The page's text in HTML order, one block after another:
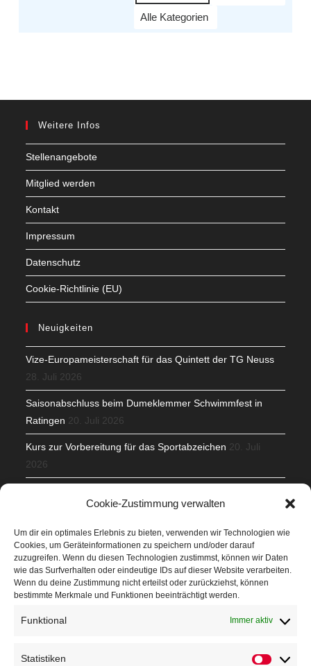
Cookie-Zustimmung verwalten
Um dir ein optimales Erlebnis zu bieten, verwenden wir Technologien wie
Cookies, um Geräteinformationen zu speichern und/oder darauf
zuzugreifen. Wenn du diesen Technologien zustimmst, können wir Daten
wie das Surfverhalten oder eindeutige IDs auf dieser Website verarbeiten.
Wenn du deine Zustimmung nicht erteilst oder zurückziehst, können
bestimmte Merkmale und Funktionen beeinträchtigt werden.
Funktional Immer aktiv
Statistiken
Alle Kategorien
Weitere Infos
Stellenangebote
Mitglied werden
Kontakt
Impressum
Datenschutz
Cookie-Richtlinie (EU)
Neuigkeiten
Vize-Europameisterschaft für das Quintett der TG Neuss
28. Juli 2026
Saisonabschluss beim Dumeklemmer Schwimmfest in
Ratingen 20. Juli 2026
Kurs zur Vorbereitung für das Sportabzeichen 20. Juli
2026
Veranstaltungen
Höffner Run